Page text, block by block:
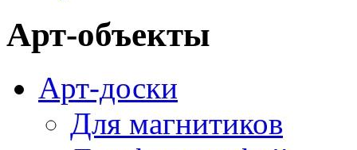
Арт-объекты
Арт-доски
Для магнитиков